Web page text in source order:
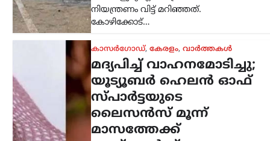
ലൈസൻസ് മൂന്ന് മാസത്തേക്ക്
സസ്‌പെൻഡ് ചെയ്തു. മദ്യപിച്ച്
തരത്തിൽ വാഹനം…
ട്രെൻഡിംഗ്,ദേശീയം,വാർത്തകൾ
114 റാഫേൽ
യുദ്ധവിമാനങ്ങൾക്കായി
ഫ്രാൻസിന്റെ വമ്പൻ
ഓഫർ; 94 എണ്ണം